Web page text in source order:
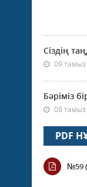
Сіздің
09
Бәріміз
08
PDF
№59